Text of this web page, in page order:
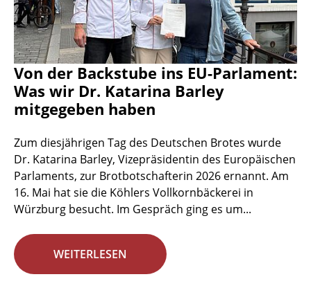
Von der Backstube ins EU-Parlament:
Was wir Dr. Katarina Barley
mitgegeben haben
Zum diesjährigen Tag des Deutschen Brotes wurde
Dr. Katarina Barley, Vizepräsidentin des Europäischen
Parlaments, zur Brotbotschafterin 2026 ernannt. Am
16. Mai hat sie die Köhlers Vollkornbäckerei in
Würzburg besucht. Im Gespräch ging es um...
WEITERLESEN